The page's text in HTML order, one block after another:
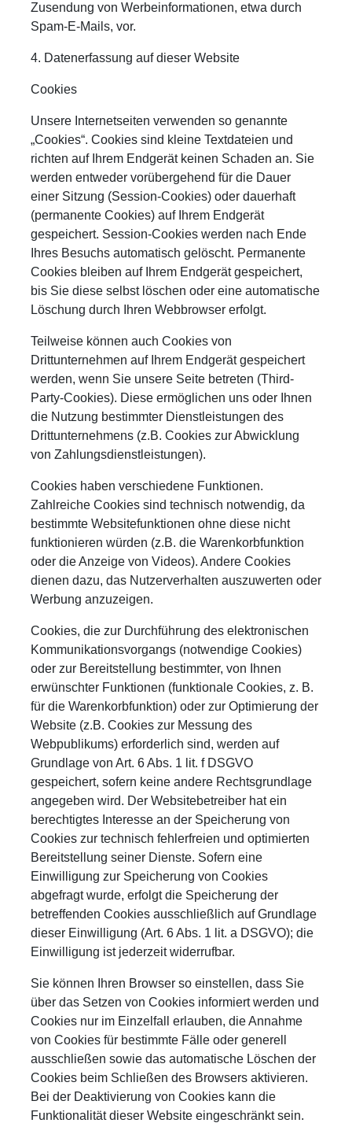
Zusendung von Werbeinformationen, etwa durch
Spam-E-Mails, vor.
4. Datenerfassung auf dieser Website
Cookies
Unsere Internetseiten verwenden so genannte
„Cookies“. Cookies sind kleine Textdateien und
richten auf Ihrem Endgerät keinen Schaden an. Sie
werden entweder vorübergehend für die Dauer
einer Sitzung (Session-Cookies) oder dauerhaft
(permanente Cookies) auf Ihrem Endgerät
gespeichert. Session-Cookies werden nach Ende
Ihres Besuchs automatisch gelöscht. Permanente
Cookies bleiben auf Ihrem Endgerät gespeichert,
bis Sie diese selbst löschen oder eine automatische
Löschung durch Ihren Webbrowser erfolgt.
Teilweise können auch Cookies von
Drittunternehmen auf Ihrem Endgerät gespeichert
werden, wenn Sie unsere Seite betreten (Third-
Party-Cookies). Diese ermöglichen uns oder Ihnen
die Nutzung bestimmter Dienstleistungen des
Drittunternehmens (z.B. Cookies zur Abwicklung
von Zahlungsdienstleistungen).
Cookies haben verschiedene Funktionen.
Zahlreiche Cookies sind technisch notwendig, da
bestimmte Websitefunktionen ohne diese nicht
funktionieren würden (z.B. die Warenkorbfunktion
oder die Anzeige von Videos). Andere Cookies
dienen dazu, das Nutzerverhalten auszuwerten oder
Werbung anzuzeigen.
Cookies, die zur Durchführung des elektronischen
Kommunikationsvorgangs (notwendige Cookies)
oder zur Bereitstellung bestimmter, von Ihnen
erwünschter Funktionen (funktionale Cookies, z. B.
für die Warenkorbfunktion) oder zur Optimierung der
Website (z.B. Cookies zur Messung des
Webpublikums) erforderlich sind, werden auf
Grundlage von Art. 6 Abs. 1 lit. f DSGVO
gespeichert, sofern keine andere Rechtsgrundlage
angegeben wird. Der Websitebetreiber hat ein
berechtigtes Interesse an der Speicherung von
Cookies zur technisch fehlerfreien und optimierten
Bereitstellung seiner Dienste. Sofern eine
Einwilligung zur Speicherung von Cookies
abgefragt wurde, erfolgt die Speicherung der
betreffenden Cookies ausschließlich auf Grundlage
dieser Einwilligung (Art. 6 Abs. 1 lit. a DSGVO); die
Einwilligung ist jederzeit widerrufbar.
Sie können Ihren Browser so einstellen, dass Sie
über das Setzen von Cookies informiert werden und
Cookies nur im Einzelfall erlauben, die Annahme
von Cookies für bestimmte Fälle oder generell
ausschließen sowie das automatische Löschen der
Cookies beim Schließen des Browsers aktivieren.
Bei der Deaktivierung von Cookies kann die
Funktionalität dieser Website eingeschränkt sein.